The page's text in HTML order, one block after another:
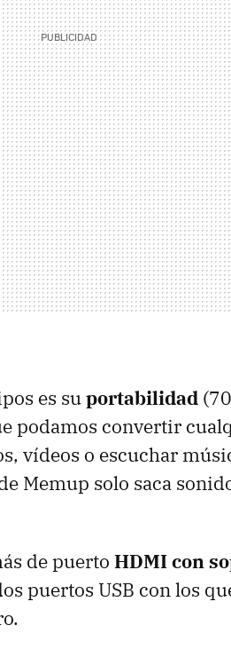
es suportabilidad
podamos convertir
vídeos o escuchar
Memup solo saca
de puerto HDMIcon
puertos USB con los